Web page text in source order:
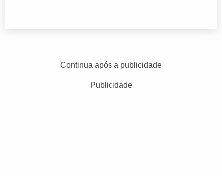
Continua após a publicidade
Publicidade